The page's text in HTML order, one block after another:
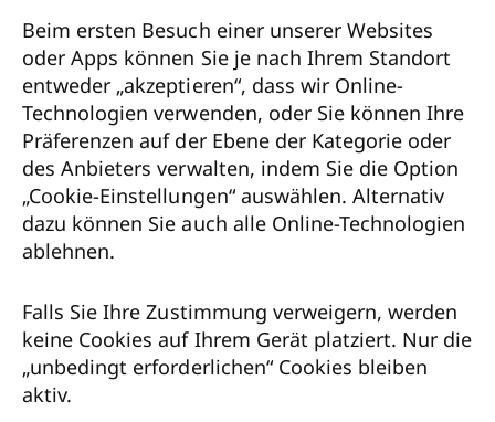
Beim ersten Besuch einer unserer Websites
oder Apps können Sie je nach Ihrem Standort
entweder „akzeptieren“, dass wir Online-
Technologien verwenden, oder Sie können Ihre
Präferenzen auf der Ebene der Kategorie oder
des Anbieters verwalten, indem Sie die Option
„Cookie-Einstellungen“ auswählen. Alternativ
dazu können Sie auch alle Online-Technologien
ablehnen.
Falls Sie Ihre Zustimmung verweigern, werden
keine Cookies auf Ihrem Gerät platziert. Nur die
„unbedingt erforderlichen“ Cookies bleiben
aktiv.